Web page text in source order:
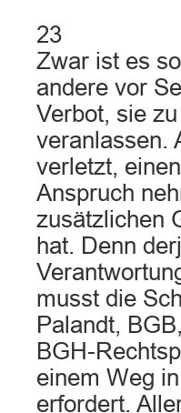
23
Zwar ist es
andere vor
Verbot, sie
veranlassen.
verletzt,
Anspruch
zusätzlichen
hat. Denn
musst die
Palandt,
BGH-
einem Weg
erfordert.